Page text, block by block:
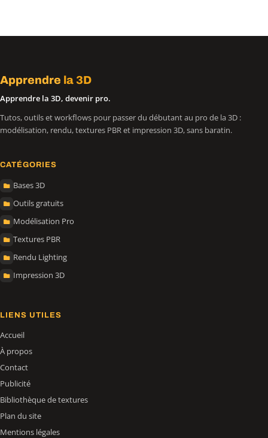
Apprendre la 3D
Apprendre la 3D, devenir pro.
Tutos, outils et workflows pour passer du débutant au pro de la 3D :
modélisation, rendu, textures PBR et impression 3D, sans baratin.
CATÉGORIES
Bases 3D
Outils gratuits
Modélisation Pro
Textures PBR
Rendu Lighting
Impression 3D
LIENS UTILES
Accueil
À propos
Contact
Publicité
Bibliothèque de textures
Plan du site
Mentions légales